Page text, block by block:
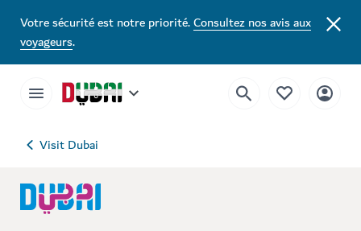
Votre sécurité est notre priorité.Consultez nos avis aux
voyageurs.
Visit Dubai